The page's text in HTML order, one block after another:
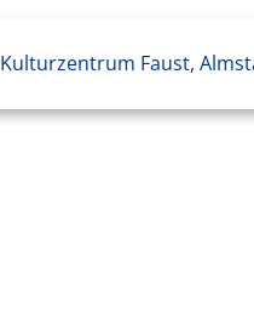
Kulturzentrum Faust,